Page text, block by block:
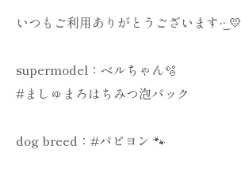
いつもご利用ありがとうございます·͜· 💛
supermodel：ベルちゃん🫧
#ましゅまろはちみつ泡パック
dog breed：#パピヨン 🐾